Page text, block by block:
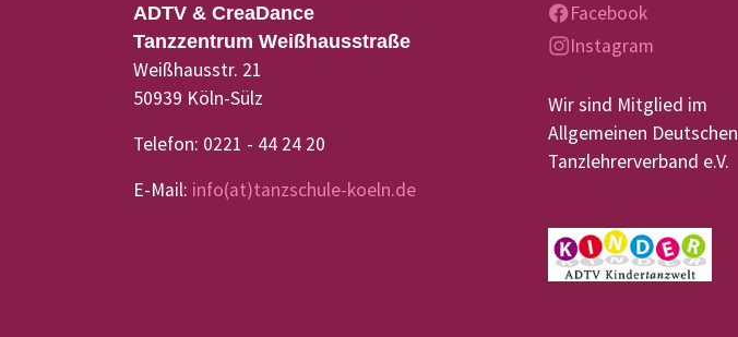
ADTV & CreaDance
Tanzzentrum Weißhausstraße
Weißhausstr. 21
50939 Köln-Sülz
Telefon: 0221 - 44 24 20
E-Mail: info(at)tanzschule-koeln.de
Facebook
Instagram
Wir sind Mitglied im
Allgemeinen Deutschen
Tanzlehrerverband e.V.